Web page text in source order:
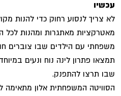
עכשיו
לא צריך לנסוע רחוק כדי להנות
מאטרקציות מאתגרות ומהנות לכל
משפחתי עם הילדים שבו צוברים
תמצאו פתרון לינה נוח ונעים
שבו תרצו להתפנק.
הסוויטה המשפחתית אלון מתאימה